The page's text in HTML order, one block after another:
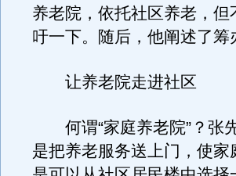
养老院，依托社区养老，
吁一下。随后，他阐述了
让养老院走进社区
何谓“家庭养老院”？张
是把养老服务送上门，使